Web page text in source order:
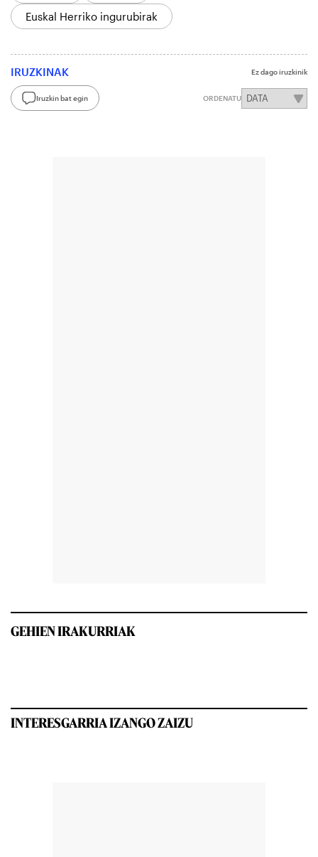
Euskal Herriko ingurubirak
IRUZKINAK Ez dago iruzkinik
Iruzkin bat egin ORDENATU
GEHIEN IRAKURRIAK
INTERESGARRIA IZANGO ZAIZU